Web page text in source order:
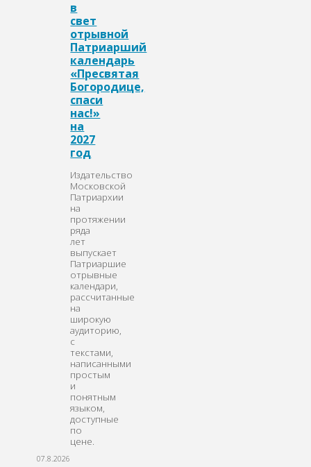
в
свет
отрывной
Патриарший
календарь
«Пресвятая
Богородице,
спаси
нас!»
на
2027
год
Издательство
Московской
Патриархии
на
протяжении
ряда
лет
выпускает
Патриаршие
отрывные
календари,
рассчитанные
на
широкую
аудиторию,
с
текстами,
написанными
простым
и
понятным
языком,
доступные
по
цене.
07.8.2026